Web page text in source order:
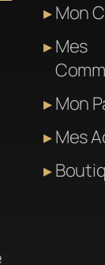
Mon
Mes
Mon
Mes